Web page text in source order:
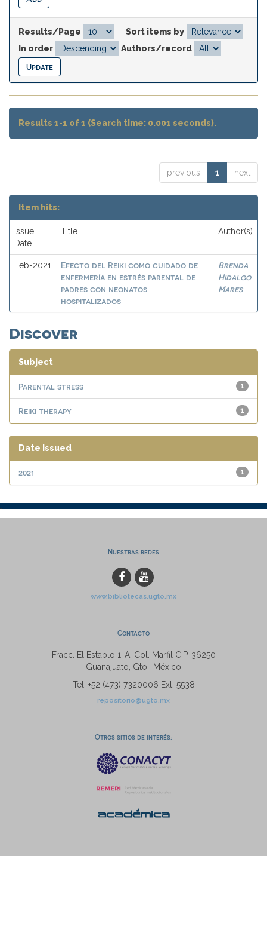
Results/Page
Sort items by
In order
Authors/record
Results 1-1 of 1 (Search time: 0.001 seconds).
previous 1 next
Item hits:
Issue
Date
Title Author(s)
Feb-2021
Efecto del Reiki como cuidado de
enfermería en estrés parental de
padres con neonatos
hospitalizados
Brenda
Hidalgo
Mares
Discover
Subject
1
Parental stress
1
Reiki therapy
Date issued
1
2021
Nuestras redes
www.bibliotecas.ugto.mx
Contacto
Fracc. El Establo 1-A, Col. Marfil C.P. 36250
Guanajuato, Gto., México
Tel: +52 (473) 7320006 Ext. 5538
repositorio@ugto.mx
Otros sitios de interés: